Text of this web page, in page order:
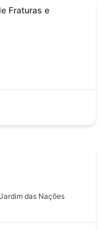
Fraturas e
das Nações